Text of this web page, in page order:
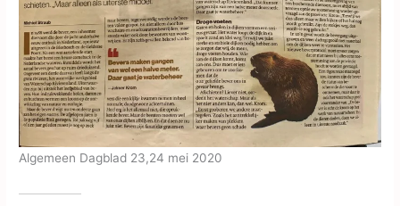
Algemeen Dagblad 23,24 mei 2020